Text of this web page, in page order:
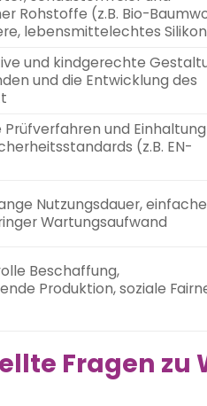
Rohstoffe (z.B. Bio-
lebensmittelechtes
und kindgerechte
und die Entwicklung des
und Einhaltung
(z.B. EN-
Nutzungsdauer, einfache
Wartungsaufwand
Beschaffung,
Produktion, soziale
Fragen zu